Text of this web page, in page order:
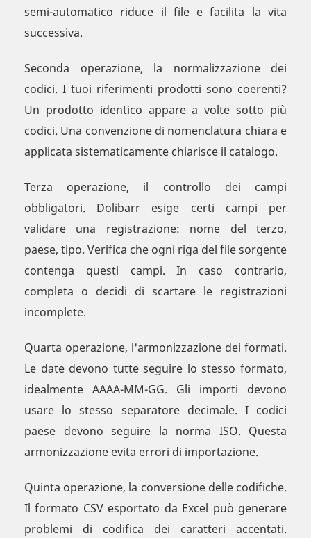
semi-automatico riduce il file e facilita la vita
successiva.
Seconda operazione, la normalizzazione dei
codici. I tuoi riferimenti prodotti sono coerenti?
Un prodotto identico appare a volte sotto più
codici. Una convenzione di nomenclatura chiara e
applicata sistematicamente chiarisce il catalogo.
Terza operazione, il controllo dei campi
obbligatori. Dolibarr esige certi campi per
validare una registrazione: nome del terzo,
paese, tipo. Verifica che ogni riga del file sorgente
contenga questi campi. In caso contrario,
completa o decidi di scartare le registrazioni
incomplete.
Quarta operazione, l'armonizzazione dei formati.
Le date devono tutte seguire lo stesso formato,
idealmente AAAA-MM-GG. Gli importi devono
usare lo stesso separatore decimale. I codici
paese devono seguire la norma ISO. Questa
armonizzazione evita errori di importazione.
Quinta operazione, la conversione delle codifiche.
Il formato CSV esportato da Excel può generare
problemi di codifica dei caratteri accentati.